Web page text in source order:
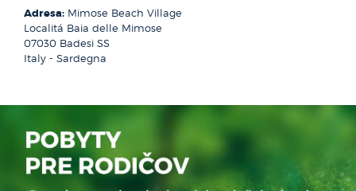
podnikať úžasné prechádzky. Okrem množstva reštaurácií,
barov, nájdete tu tie najdrahšie obchody a butiky sveta,
ktoré nesú názov tých najprestížnejších svetových módnych
domov. V Porto Cervo môžete stretnúť taliansku smotánku
Smaragdového pobrežia.
Adresa: Mimose Beach Village
Localitá Baia delle Mimose
07030 Badesi SS
Italy - Sardegna